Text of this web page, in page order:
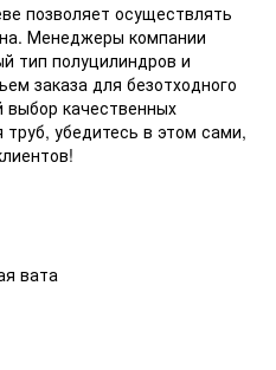
позволяет осуществлять
Менеджеры компании
тип полуцилиндров и
заказа для безотходного
выбор качественных
труб, убедитесь в этом сами,
вата